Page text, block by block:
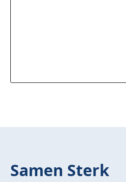
Samen Sterk